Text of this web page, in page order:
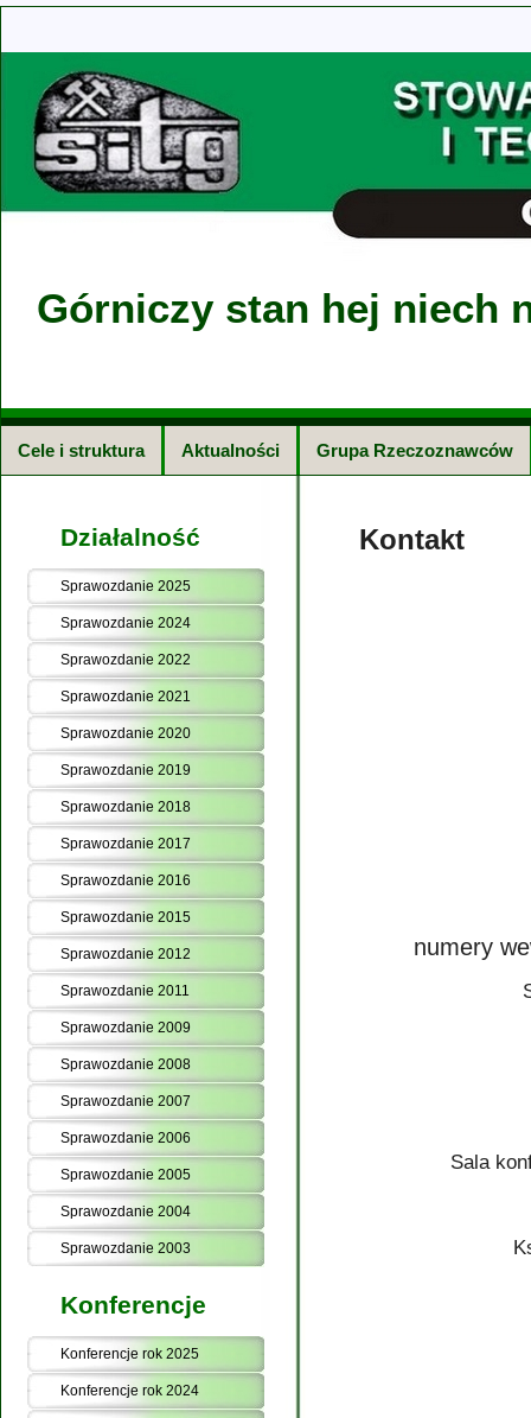
Górniczy stan hej niech
Cele i struktura Aktualności Grupa Rzeczoznawców
Działalność
Sprawozdanie 2025
Sprawozdanie 2024
Sprawozdanie 2022
Sprawozdanie 2021
Sprawozdanie 2020
Sprawozdanie 2019
Sprawozdanie 2018
Sprawozdanie 2017
Sprawozdanie 2016
Sprawozdanie 2015
Sprawozdanie 2012
Sprawozdanie 2011
Sprawozdanie 2009
Sprawozdanie 2008
Sprawozdanie 2007
Sprawozdanie 2006
Sprawozdanie 2005
Sprawozdanie 2004
Sprawozdanie 2003
Konferencje
Konferencje rok 2025
Konferencje rok 2024
Kontakt
numery
Sala